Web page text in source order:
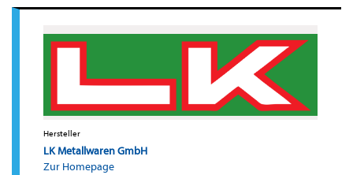
Hersteller
LK Metallwaren GmbH
Zur Homepage